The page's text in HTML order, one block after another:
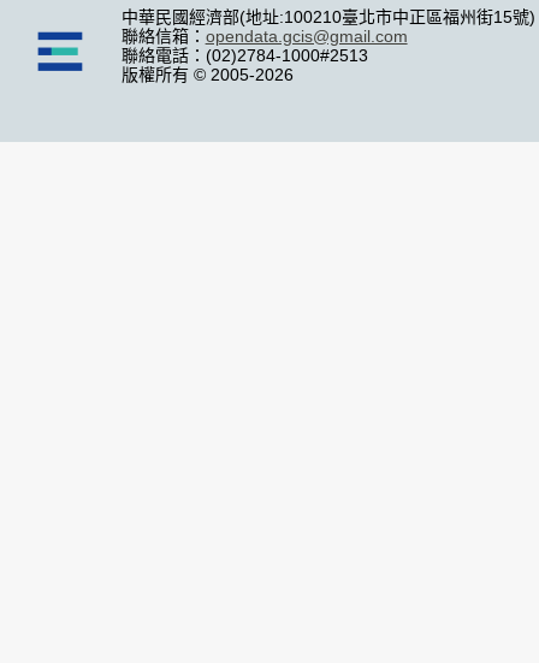
中華民國經濟部(地址:100210臺北市中正區福州街15號)
聯絡信箱： opendata.gcis@gmail.com
聯絡電話：(02)2784-1000#2513
版權所有 © 2005-2026